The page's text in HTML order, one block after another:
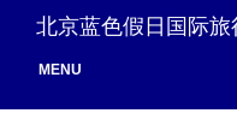
北京蓝色假日国际
MENU